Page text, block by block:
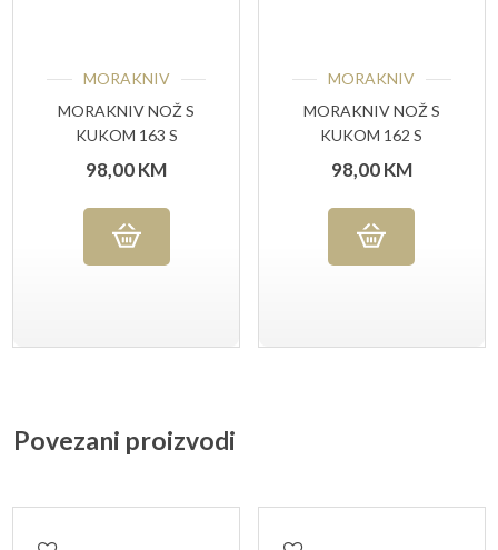
MORAKNIV
MORAKNIV NOŽ S
KUKOM 163 S
DVOSTRUKOM
OŠTRICOM
98,00KM
MORAKNIV
MORAKNIV NOŽ S
KUKOM 162 S
DVOSTRUKOM
OŠTRICOM
98,00KM
Povezani proizvodi